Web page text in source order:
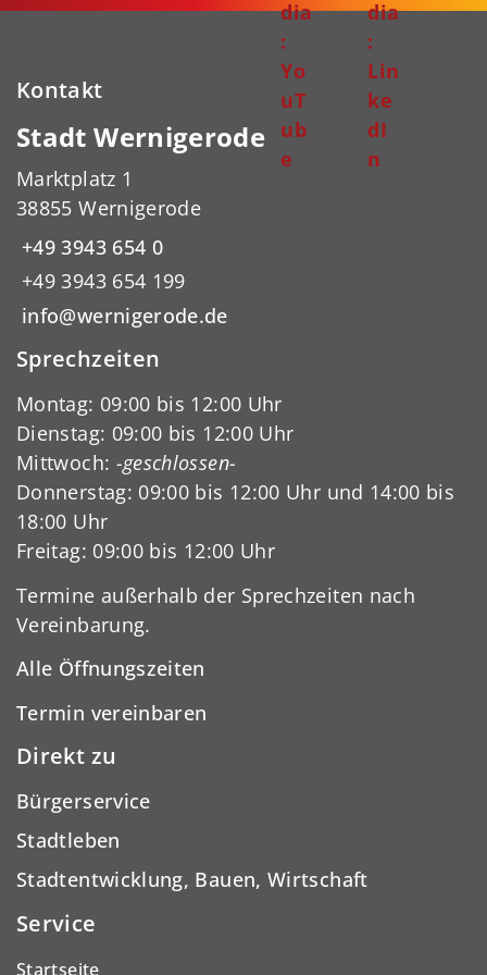
dia
:
Yo
uT
ub
e
dia
:
Lin
ke
dI
n
Kontakt
Stadt Wernigerode
Marktplatz 1
38855 Wernigerode
+49 3943 654 0
+49 3943 654 199
info@wernigerode.de
Sprechzeiten
Montag: 09:00 bis 12:00 Uhr
Dienstag: 09:00 bis 12:00 Uhr
Mittwoch: -geschlossen-
Donnerstag: 09:00 bis 12:00 Uhr und 14:00 bis
18:00 Uhr
Freitag: 09:00 bis 12:00 Uhr
Termine außerhalb der Sprechzeiten nach
Vereinbarung.
Alle Öffnungszeiten
Termin vereinbaren
Direkt zu
Bürgerservice
Stadtleben
Stadtentwicklung, Bauen, Wirtschaft
Service
Startseite